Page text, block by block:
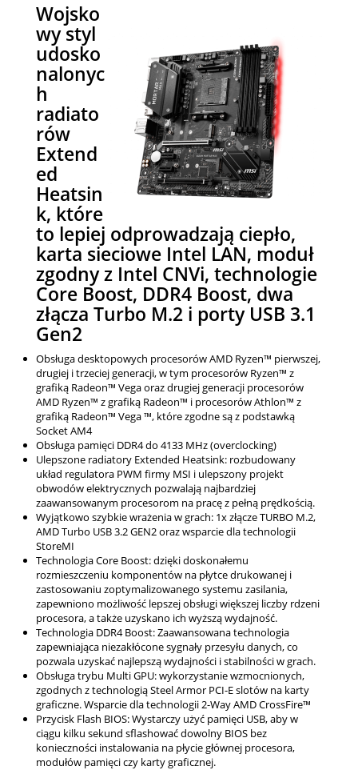
Wojsko
wy styl
udosko
nalonyc
h
radiato
rów
Extend
ed
Heatsin
k, które
to lepiej odprowadzają ciepło,
karta sieciowe Intel LAN, moduł
zgodny z Intel CNVi, technologie
Core Boost, DDR4 Boost, dwa
złącza Turbo M.2 i porty USB 3.1
Gen2
Obsługa desktopowych procesorów AMD Ryzen™ pierwszej,
drugiej i trzeciej generacji, w tym procesorów Ryzen™ z
grafiką Radeon™ Vega oraz drugiej generacji procesorów
AMD Ryzen™ z grafiką Radeon™ i procesorów Athlon™ z
grafiką Radeon™ Vega ™, które zgodne są z podstawką
Socket AM4
Obsługa pamięci DDR4 do 4133 MHz (overclocking)
Ulepszone radiatory Extended Heatsink: rozbudowany
układ regulatora PWM firmy MSI i ulepszony projekt
obwodów elektrycznych pozwalają najbardziej
zaawansowanym procesorom na pracę z pełną prędkością.
Wyjątkowo szybkie wrażenia w grach: 1x złącze TURBO M.2,
AMD Turbo USB 3.2 GEN2 oraz wsparcie dla technologii
StoreMI
Technologia Core Boost: dzięki doskonałemu
rozmieszczeniu komponentów na płytce drukowanej i
zastosowaniu zoptymalizowanego systemu zasilania,
zapewniono możliwość lepszej obsługi większej liczby rdzeni
procesora, a także uzyskano ich wyższą wydajność.
Technologia DDR4 Boost: Zaawansowana technologia
zapewniająca niezakłócone sygnały przesyłu danych, co
pozwala uzyskać najlepszą wydajności i stabilności w grach.
Obsługa trybu Multi GPU: wykorzystanie wzmocnionych,
zgodnych z technologią Steel Armor PCI-E slotów na karty
graficzne. Wsparcie dla technologii 2-Way AMD CrossFire™
Przycisk Flash BIOS: Wystarczy użyć pamięci USB, aby w
ciągu kilku sekund sflashować dowolny BIOS bez
konieczności instalowania na płycie głównej procesora,
modułów pamięci czy karty graficznej.